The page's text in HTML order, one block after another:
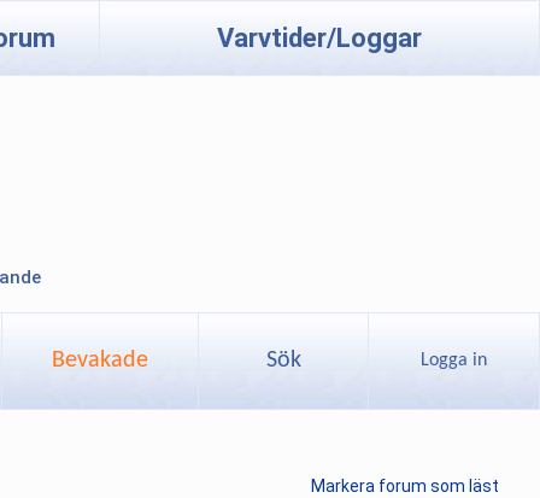
Varvtider/Loggar
Bevakade Sök Logga in
Markera forum som läst